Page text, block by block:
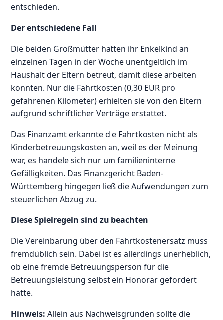
entschieden.
Der entschiedene Fall
Die beiden Großmütter hatten ihr Enkelkind an
einzelnen Tagen in der Woche unentgeltlich im
Haushalt der Eltern betreut, damit diese arbeiten
konnten. Nur die Fahrtkosten (0,30 EUR pro
gefahrenen Kilometer) erhielten sie von den Eltern
aufgrund schriftlicher Verträge erstattet.
Das Finanzamt erkannte die Fahrtkosten nicht als
Kinderbetreuungskosten an, weil es der Meinung
war, es handele sich nur um familieninterne
Gefälligkeiten. Das Finanzgericht Baden-
Württemberg hingegen ließ die Aufwendungen zum
steuerlichen Abzug zu.
Diese Spielregeln sind zu beachten
Die Vereinbarung über den Fahrtkostenersatz muss
fremdüblich sein. Dabei ist es allerdings unerheblich,
ob eine fremde Betreuungsperson für die
Betreuungsleistung selbst ein Honorar gefordert
hätte.
Hinweis: Allein aus Nachweisgründen sollte die